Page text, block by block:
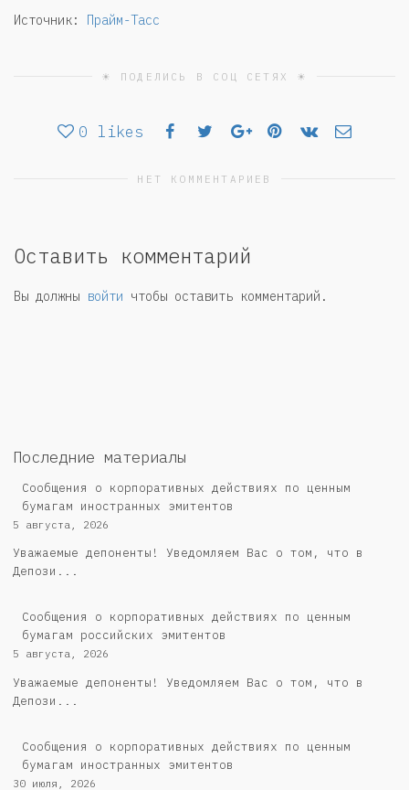
Источник: Прайм-Тасс
☀ ПОДЕЛИСЬ В СОЦ СЕТЯХ ☀
0 likes
НЕТ КОММЕНТАРИЕВ
Оставить комментарий
Вы должны войти чтобы оставить комментарий.
Последние материалы
Сообщения о корпоративных действиях по ценным
бумагам иностранных эмитентов
5 августа, 2026
Уважаемые депоненты! Уведомляем Вас о том, что в
Депози...
Cообщения о корпоративных действиях по ценным
бумагам российских эмитентов
5 августа, 2026
Уважаемые депоненты! Уведомляем Вас о том, что в
Депози...
Сообщения о корпоративных действиях по ценным
бумагам иностранных эмитентов
30 июля, 2026